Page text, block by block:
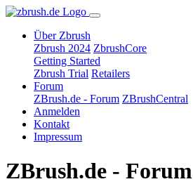
Über Zbrush
Zbrush 2024 ZbrushCore
Getting Started
Zbrush Trial Retailers
Forum
ZBrush.de - Forum ZBrushCentral
Anmelden
Kontakt
Impressum
ZBrush.de - Forum